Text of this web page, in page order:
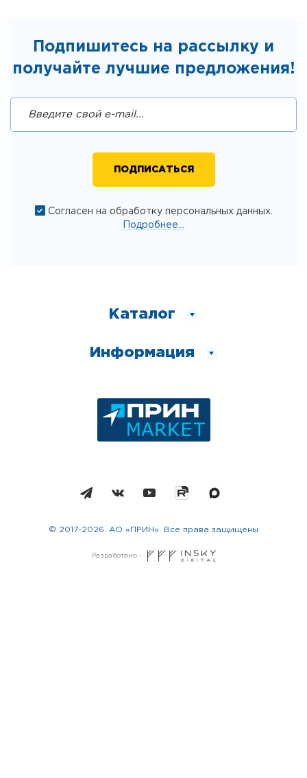
Подпишитесь на рассылку и
получайте лучшие предложения!
Согласен на обработку персональных данных.
Подробнее...
Каталог
Информация
Разработано -
© 2017-2026. АО «ПРИН». Все права защищены